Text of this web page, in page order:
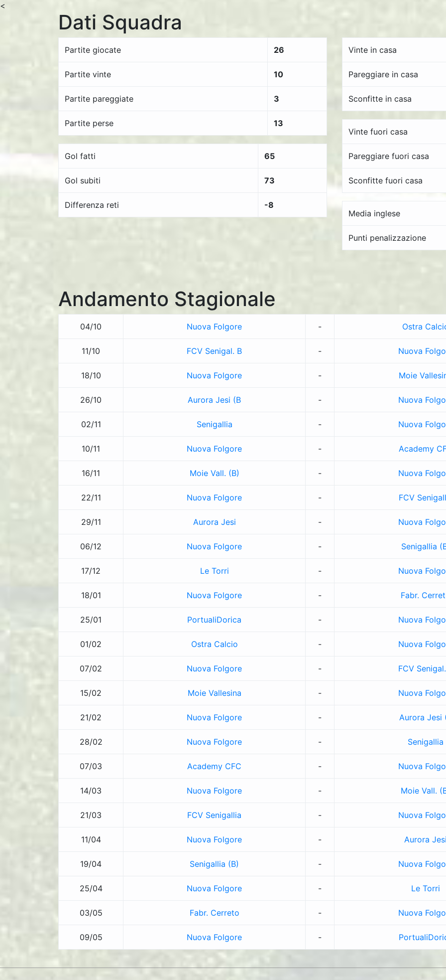
<
Dati Squadra
Partite giocate 26
Partite vinte 10
Partite pareggiate 3
Partite perse 13
Gol fatti 65
Gol subiti 73
Differenza reti -8
Vinte in casa
Pareggiare in casa
Sconfitte in casa
Vinte fuori casa
Pareggiare fuori casa
Sconfitte fuori casa
Media inglese
Punti penalizzazione
Andamento Stagionale
04/10 Nuova Folgore - Ostra
11/10 FCV Senigal. B - Nuova
18/10 Nuova Folgore - Moie
26/10 Aurora Jesi (B - Nuova
02/11 Senigallia - Nuova
10/11 Nuova Folgore - Academy
16/11 Moie Vall. (B) - Nuova
22/11 Nuova Folgore - FCV
29/11 Aurora Jesi - Nuova
06/12 Nuova Folgore - Senigallia
17/12 Le Torri - Nuova
18/01 Nuova Folgore - Fabr.
25/01 PortualiDorica - Nuova
01/02 Ostra Calcio - Nuova
07/02 Nuova Folgore - FCV
15/02 Moie Vallesina - Nuova
21/02 Nuova Folgore - Aurora Jesi
28/02 Nuova Folgore - Senigallia
07/03 Academy CFC - Nuova
14/03 Nuova Folgore - Moie Vall.
21/03 FCV Senigallia - Nuova
11/04 Nuova Folgore - Aurora
19/04 Senigallia (B) - Nuova
25/04 Nuova Folgore - Le Torri
03/05 Fabr. Cerreto - Nuova
09/05 Nuova Folgore -